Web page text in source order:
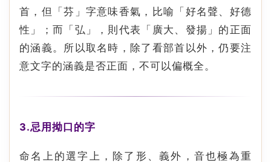
首，但「芬」字意味香氣，比喻「好名聲、好德
性」；而「弘」，則代表「廣大、發揚」的正面
的涵義。所以取名時，除了看部首以外，仍要注
意文字的涵義是否正面，不可以偏概全。
3.忌用拗口的字
命名上的選字上，除了形、義外，音也極為重